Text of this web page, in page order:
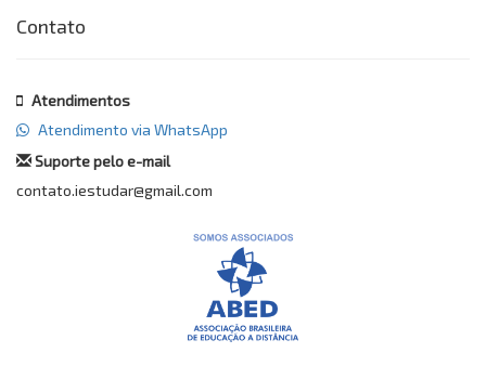
Contato
Atendimentos
Atendimento via WhatsApp
Suporte pelo e-mail
contato.iestudar@gmail.com